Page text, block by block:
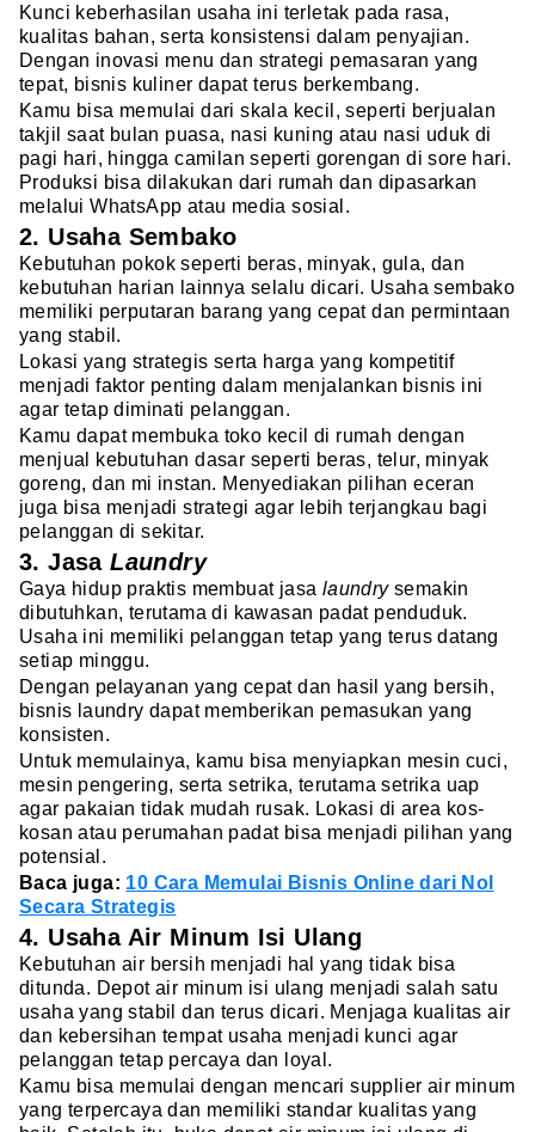
Kunci keberhasilan usaha ini terletak pada rasa,
kualitas bahan, serta konsistensi dalam penyajian.
Dengan inovasi menu dan strategi pemasaran yang
tepat, bisnis kuliner dapat terus berkembang.
Kamu bisa memulai dari skala kecil, seperti berjualan
takjil saat bulan puasa, nasi kuning atau nasi uduk di
pagi hari, hingga camilan seperti gorengan di sore hari.
Produksi bisa dilakukan dari rumah dan dipasarkan
melalui WhatsApp atau media sosial.
2. Usaha Sembako
Kebutuhan pokok seperti beras, minyak, gula, dan
kebutuhan harian lainnya selalu dicari. Usaha sembako
memiliki perputaran barang yang cepat dan permintaan
yang stabil.
Lokasi yang strategis serta harga yang kompetitif
menjadi faktor penting dalam menjalankan bisnis ini
agar tetap diminati pelanggan.
Kamu dapat membuka toko kecil di rumah dengan
menjual kebutuhan dasar seperti beras, telur, minyak
goreng, dan mi instan. Menyediakan pilihan eceran
juga bisa menjadi strategi agar lebih terjangkau bagi
pelanggan di sekitar.
3. JasaLaundry
Gaya hidup praktis membuat jasa laundrysemakin
dibutuhkan, terutama di kawasan padat penduduk.
Usaha ini memiliki pelanggan tetap yang terus datang
setiap minggu.
Dengan pelayanan yang cepat dan hasil yang bersih,
bisnis laundry dapat memberikan pemasukan yang
konsisten.
Untuk memulainya, kamu bisa menyiapkan mesin cuci,
mesin pengering, serta setrika, terutama setrika uap
agar pakaian tidak mudah rusak. Lokasi di area kos-
kosan atau perumahan padat bisa menjadi pilihan yang
potensial.
Baca juga: 10 Cara Memulai Bisnis Online dari Nol
Secara Strategis
4. Usaha Air Minum Isi Ulang
Kebutuhan air bersih menjadi hal yang tidak bisa
ditunda. Depot air minum isi ulang menjadi salah satu
usaha yang stabil dan terus dicari. Menjaga kualitas air
dan kebersihan tempat usaha menjadi kunci agar
pelanggan tetap percaya dan loyal.
Kamu bisa memulai dengan mencari supplier air minum
yang terpercaya dan memiliki standar kualitas yang